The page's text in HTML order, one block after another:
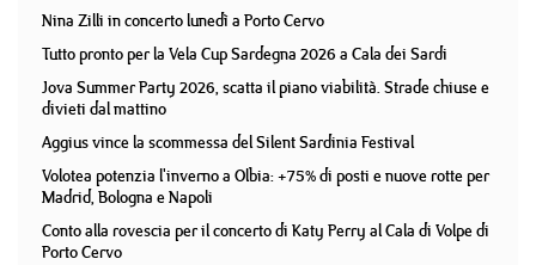
Nina Zilli in concerto lunedì a Porto Cervo
Tutto pronto per la Vela Cup Sardegna 2026 a Cala dei Sardi
Jova Summer Party 2026, scatta il piano viabilità. Strade chiuse e
divieti dal mattino
Aggius vince la scommessa del Silent Sardinia Festival
Volotea potenzia l'inverno a Olbia: +75% di posti e nuove rotte per
Madrid, Bologna e Napoli
Conto alla rovescia per il concerto di Katy Perry al Cala di Volpe di
Porto Cervo